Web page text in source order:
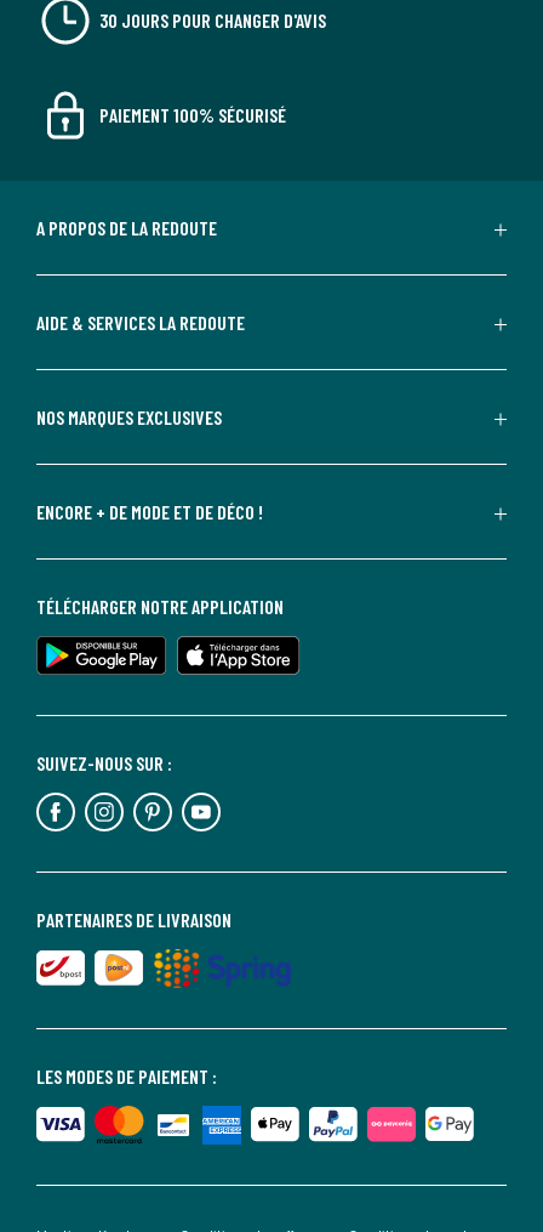
30 JOURS POUR CHANGER D'AVIS
PAIEMENT 100% SÉCURISÉ
A PROPOS DE LA REDOUTE
AIDE & SERVICES LA REDOUTE
NOS MARQUES EXCLUSIVES
ENCORE + DE MODE ET DE DÉCO !
LES MODES DE PAIEMENT :
PARTENAIRES DE LIVRAISON
SUIVEZ-NOUS SUR :
TÉLÉCHARGER NOTRE APPLICATION